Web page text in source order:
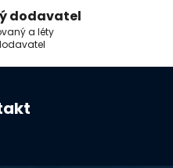
dodavatel
a léty